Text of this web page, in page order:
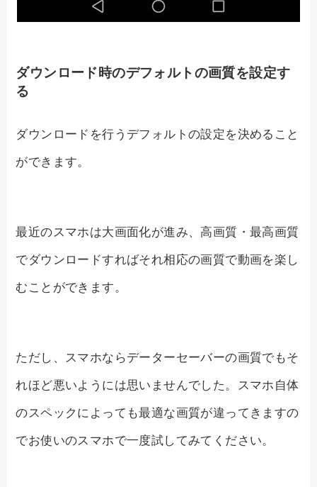
ダウンロード時のデフォルトの画質を設定す
る
ダウンロードを行うデフォルトの設定を決めること
ができます。
最近のスマホは大画面化が進み、高画質・最高画質
でダウンロードすればそれ相応の画質で動画を楽し
むことができます。
ただし、スマホならデーターセーバーの画質でもそ
れほど悪いようには思いませんでした。スマホ自体
のスペックによっても最適な画質が違ってきますの
でお使いのスマホで一度試してみてください。